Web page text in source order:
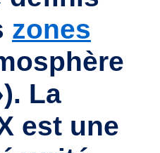
zones
La
est une